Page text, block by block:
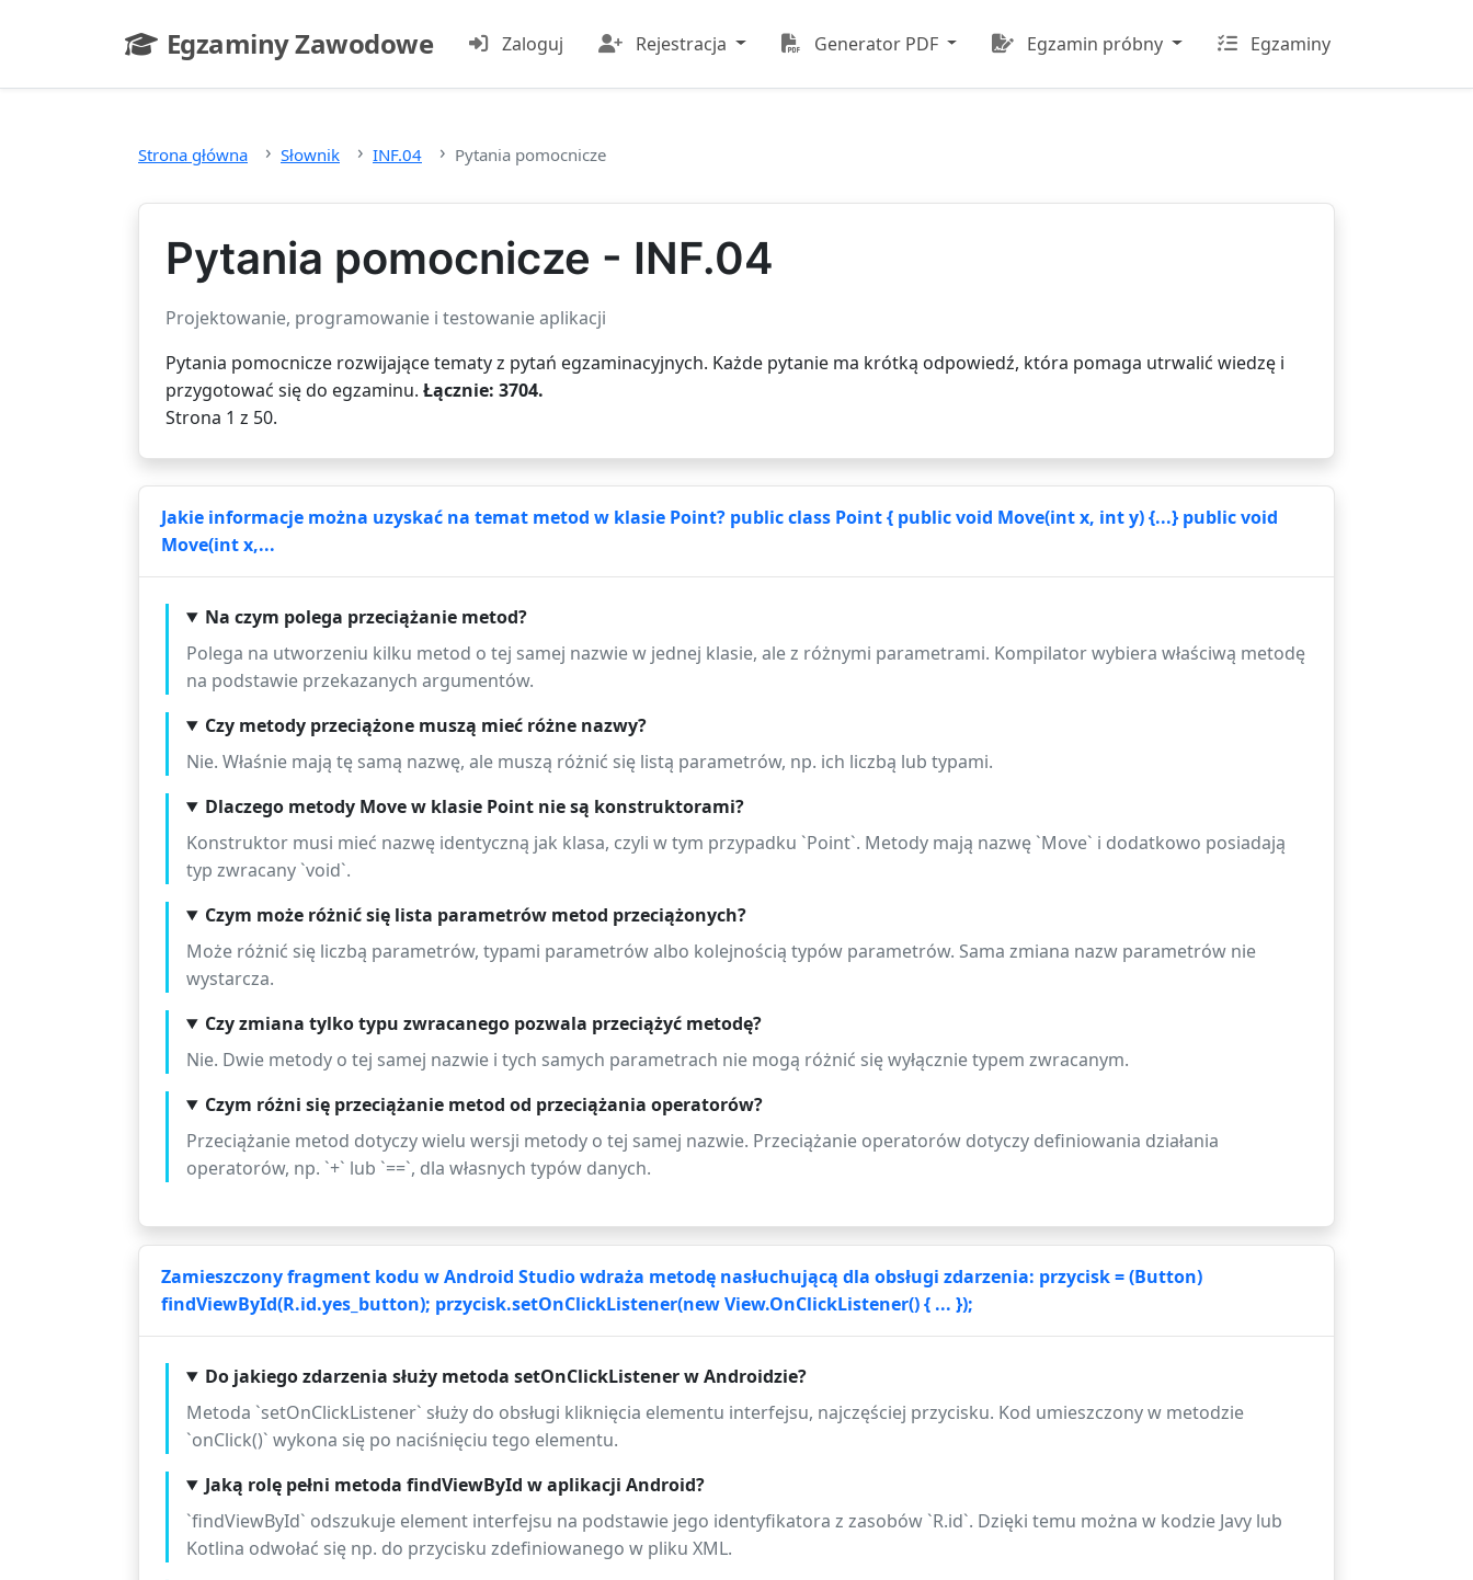
Egzaminy Zawodowe
- strona główna
Zaloguj Rejestracja Generator PDF Egzamin próbny Egzaminy
Strona główna Słownik INF.04 Pytania pomocnicze
Pytania pomocnicze - INF.04
Projektowanie, programowanie i testowanie aplikacji
Pytania pomocnicze rozwijające tematy z pytań egzaminacyjnych. Każde pytanie ma krótką odpowiedź, która pomaga utrwalić wiedzę i
przygotować się do egzaminu. Łącznie: 3704.
Strona 1 z 50.
Jakie informacje można uzyskać na temat metod w klasie Point? public class Point { public void Move(int x, int y) {...} public void
Move(int x,...
Na czym polega przeciążanie metod?
Polega na utworzeniu kilku metod o tej samej nazwie w jednej klasie, ale z różnymi parametrami. Kompilator wybiera właściwą metodę
na podstawie przekazanych argumentów.
Czy metody przeciążone muszą mieć różne nazwy?
Nie. Właśnie mają tę samą nazwę, ale muszą różnić się listą parametrów, np. ich liczbą lub typami.
Dlaczego metody Move w klasie Point nie są konstruktorami?
Konstruktor musi mieć nazwę identyczną jak klasa, czyli w tym przypadku `Point`. Metody mają nazwę `Move` i dodatkowo posiadają
typ zwracany `void`.
Czym może różnić się lista parametrów metod przeciążonych?
Może różnić się liczbą parametrów, typami parametrów albo kolejnością typów parametrów. Sama zmiana nazw parametrów nie
wystarcza.
Czy zmiana tylko typu zwracanego pozwala przeciążyć metodę?
Nie. Dwie metody o tej samej nazwie i tych samych parametrach nie mogą różnić się wyłącznie typem zwracanym.
Czym różni się przeciążanie metod od przeciążania operatorów?
Przeciążanie metod dotyczy wielu wersji metody o tej samej nazwie. Przeciążanie operatorów dotyczy definiowania działania
operatorów, np. `+` lub `==`, dla własnych typów danych.
Zamieszczony fragment kodu w Android Studio wdraża metodę nasłuchującą dla obsługi zdarzenia: przycisk = (Button)
findViewById(R.id.yes_button); przycisk.setOnClickListener(new View.OnClickListener() { ... });
Do jakiego zdarzenia służy metoda setOnClickListener w Androidzie?
Metoda `setOnClickListener` służy do obsługi kliknięcia elementu interfejsu, najczęściej przycisku. Kod umieszczony w metodzie
`onClick()` wykona się po naciśnięciu tego elementu.
Jaką rolę pełni metoda findViewById w aplikacji Android?
`findViewById` odszukuje element interfejsu na podstawie jego identyfikatora z zasobów `R.id`. Dzięki temu można w kodzie Javy lub
Kotlina odwołać się np. do przycisku zdefiniowanego w pliku XML.